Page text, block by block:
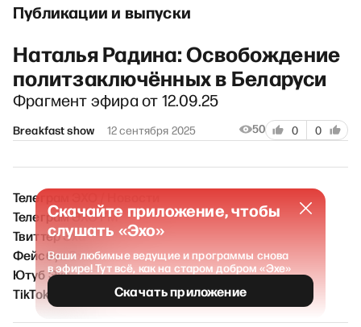
Публикации и выпуски
Наталья Радина: Освобождение
политзаключённых в Беларуси
Фрагмент эфира от 12.09.25
Breakfast show 12 сентября 2025 50 0 0
Скачайте приложение, чтобы
слушать «Эхо»
Ваши любимые ведущие и программы снова
в эфире! Тут всё, как на старом добром «Эхе»
Скачать приложение
Телеграм ЭХО / Новости
Телеграм ЭХО FM
Твиттер Эха
Фейсбук Эха
Ютуб Эха
TikTok Эха